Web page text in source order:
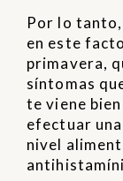
Por lo
en este
primavera,
síntomas
te viene
efectuar
nivel